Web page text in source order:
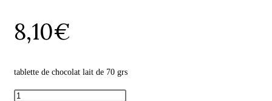
8,10€
tablette de chocolat lait de 70 grs
quantité